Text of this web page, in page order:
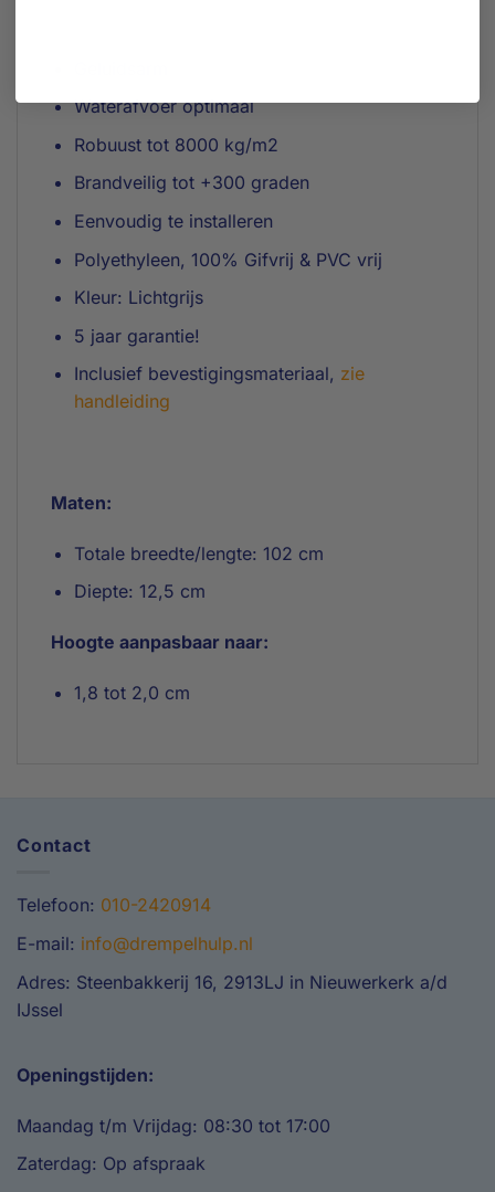
Waterafvoer optimaal
Robuust tot 8000 kg/m2
Brandveilig tot +300 graden
Eenvoudig te installeren
Polyethyleen, 100% Gifvrij & PVC vrij
Kleur: Lichtgrijs
5 jaar garantie!
Inclusief bevestigingsmateriaal, zie
handleiding
Maten:
Totale breedte/lengte: 102 cm
Diepte: 12,5 cm
Hoogte aanpasbaar naar:
1,8 tot 2,0 cm
Contact
Telefoon: 010-2420914
E-mail: info@drempelhulp.nl
Adres: Steenbakkerij 16, 2913LJ in Nieuwerkerk a/d
IJssel
Openingstijden:
Maandag t/m Vrijdag: 08:30 tot 17:00
Zaterdag: Op afspraak